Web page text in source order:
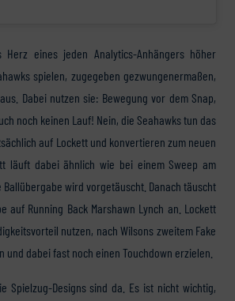
eines jeden Analytics-Anhängers höher
spielen, zugegeben gezwungenermaßen,
Dabei nutzen sie: Bewegung vor dem Snap,
noch keinen Lauf! Nein, die Seahawks tun das
auf Lockett und konvertieren zum neuen
läuft dabei ähnlich wie bei einem Sweep am
Ballübergabe wird vorgetäuscht. Danach täuscht
auf Running Back Marshawn Lynch an. Lockett
nutzen, nach Wilsons zweitem Fake
und dabei fast noch einen Touchdown erzielen.
Spielzug-Designs sind da. Es ist nicht wichtig,